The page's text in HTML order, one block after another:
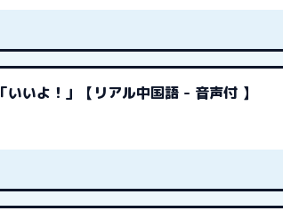
「いいよ！」【リアル中国語 - 音声付 】